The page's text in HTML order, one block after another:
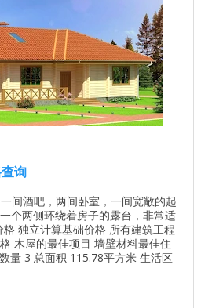
询
间酒吧，两间卧室，一间宽敞的起
个两侧环绕着房子的露台，非常适
独立计算基础价格 所有建筑工程
木屋的最佳项目 墙壁材料最佳住
量 3 总面积 115.78平方米 生活区
积 189.46平方米 墙体材料的体积
他选项也是可能的。 专业稀释